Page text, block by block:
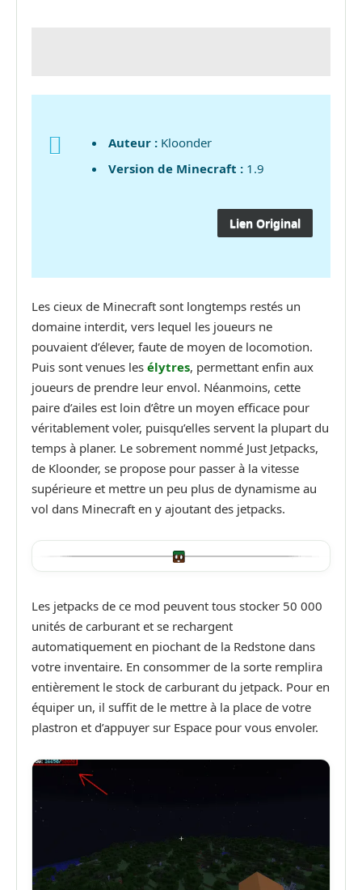
Auteur : Kloonder
Version de Minecraft : 1.9
Lien Original
Les cieux de Minecraft sont longtemps restés un
domaine interdit, vers lequel les joueurs ne
pouvaient d’élever, faute de moyen de locomotion.
Puis sont venues les élytres, permettant enfin aux
joueurs de prendre leur envol. Néanmoins, cette
paire d’ailes est loin d’être un moyen efficace pour
véritablement voler, puisqu’elles servent la plupart du
temps à planer. Le sobrement nommé Just Jetpacks,
de Kloonder, se propose pour passer à la vitesse
supérieure et mettre un peu plus de dynamisme au
vol dans Minecraft en y ajoutant des jetpacks.
Les jetpacks de ce mod peuvent tous stocker 50 000
unités de carburant et se rechargent
automatiquement en piochant de la Redstone dans
votre inventaire. En consommer de la sorte remplira
entièrement le stock de carburant du jetpack. Pour en
équiper un, il suffit de le mettre à la place de votre
plastron et d’appuyer sur Espace pour vous envoler.